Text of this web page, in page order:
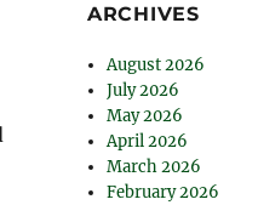
ARCHIVES
August 2026
July 2026
May 2026
April 2026
March 2026
February 2026